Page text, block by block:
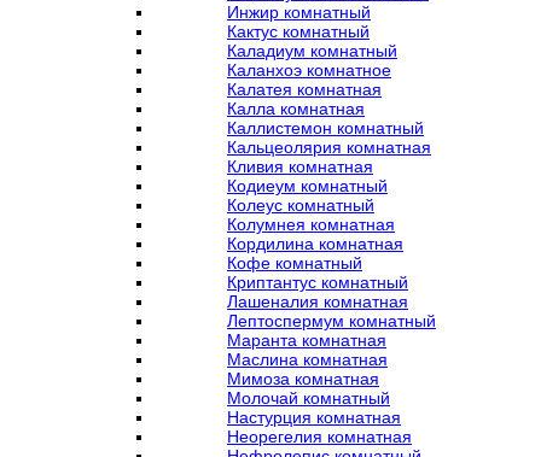
Инжир комнатный
Кактус комнатный
Каладиум комнатный
Каланхоэ комнатное
Калатея комнатная
Калла комнатная
Каллистемон комнатный
Кальцеолярия комнатная
Кливия комнатная
Кодиеум комнатный
Колеус комнатный
Колумнея комнатная
Кордилина комнатная
Кофе комнатный
Криптантус комнатный
Лашеналия комнатная
Лептоспермум комнатный
Маранта комнатная
Маслина комнатная
Мимоза комнатная
Молочай комнатный
Настурция комнатная
Неорегелия комнатная